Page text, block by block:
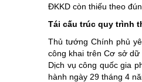
ĐKKD còn thiếu theo
Tái cấu trúc quy trình
Thủ tướng Chính phủ
công khai trên Cơ sở
Dịch vụ công quốc gia
hành ngày 29 tháng 4